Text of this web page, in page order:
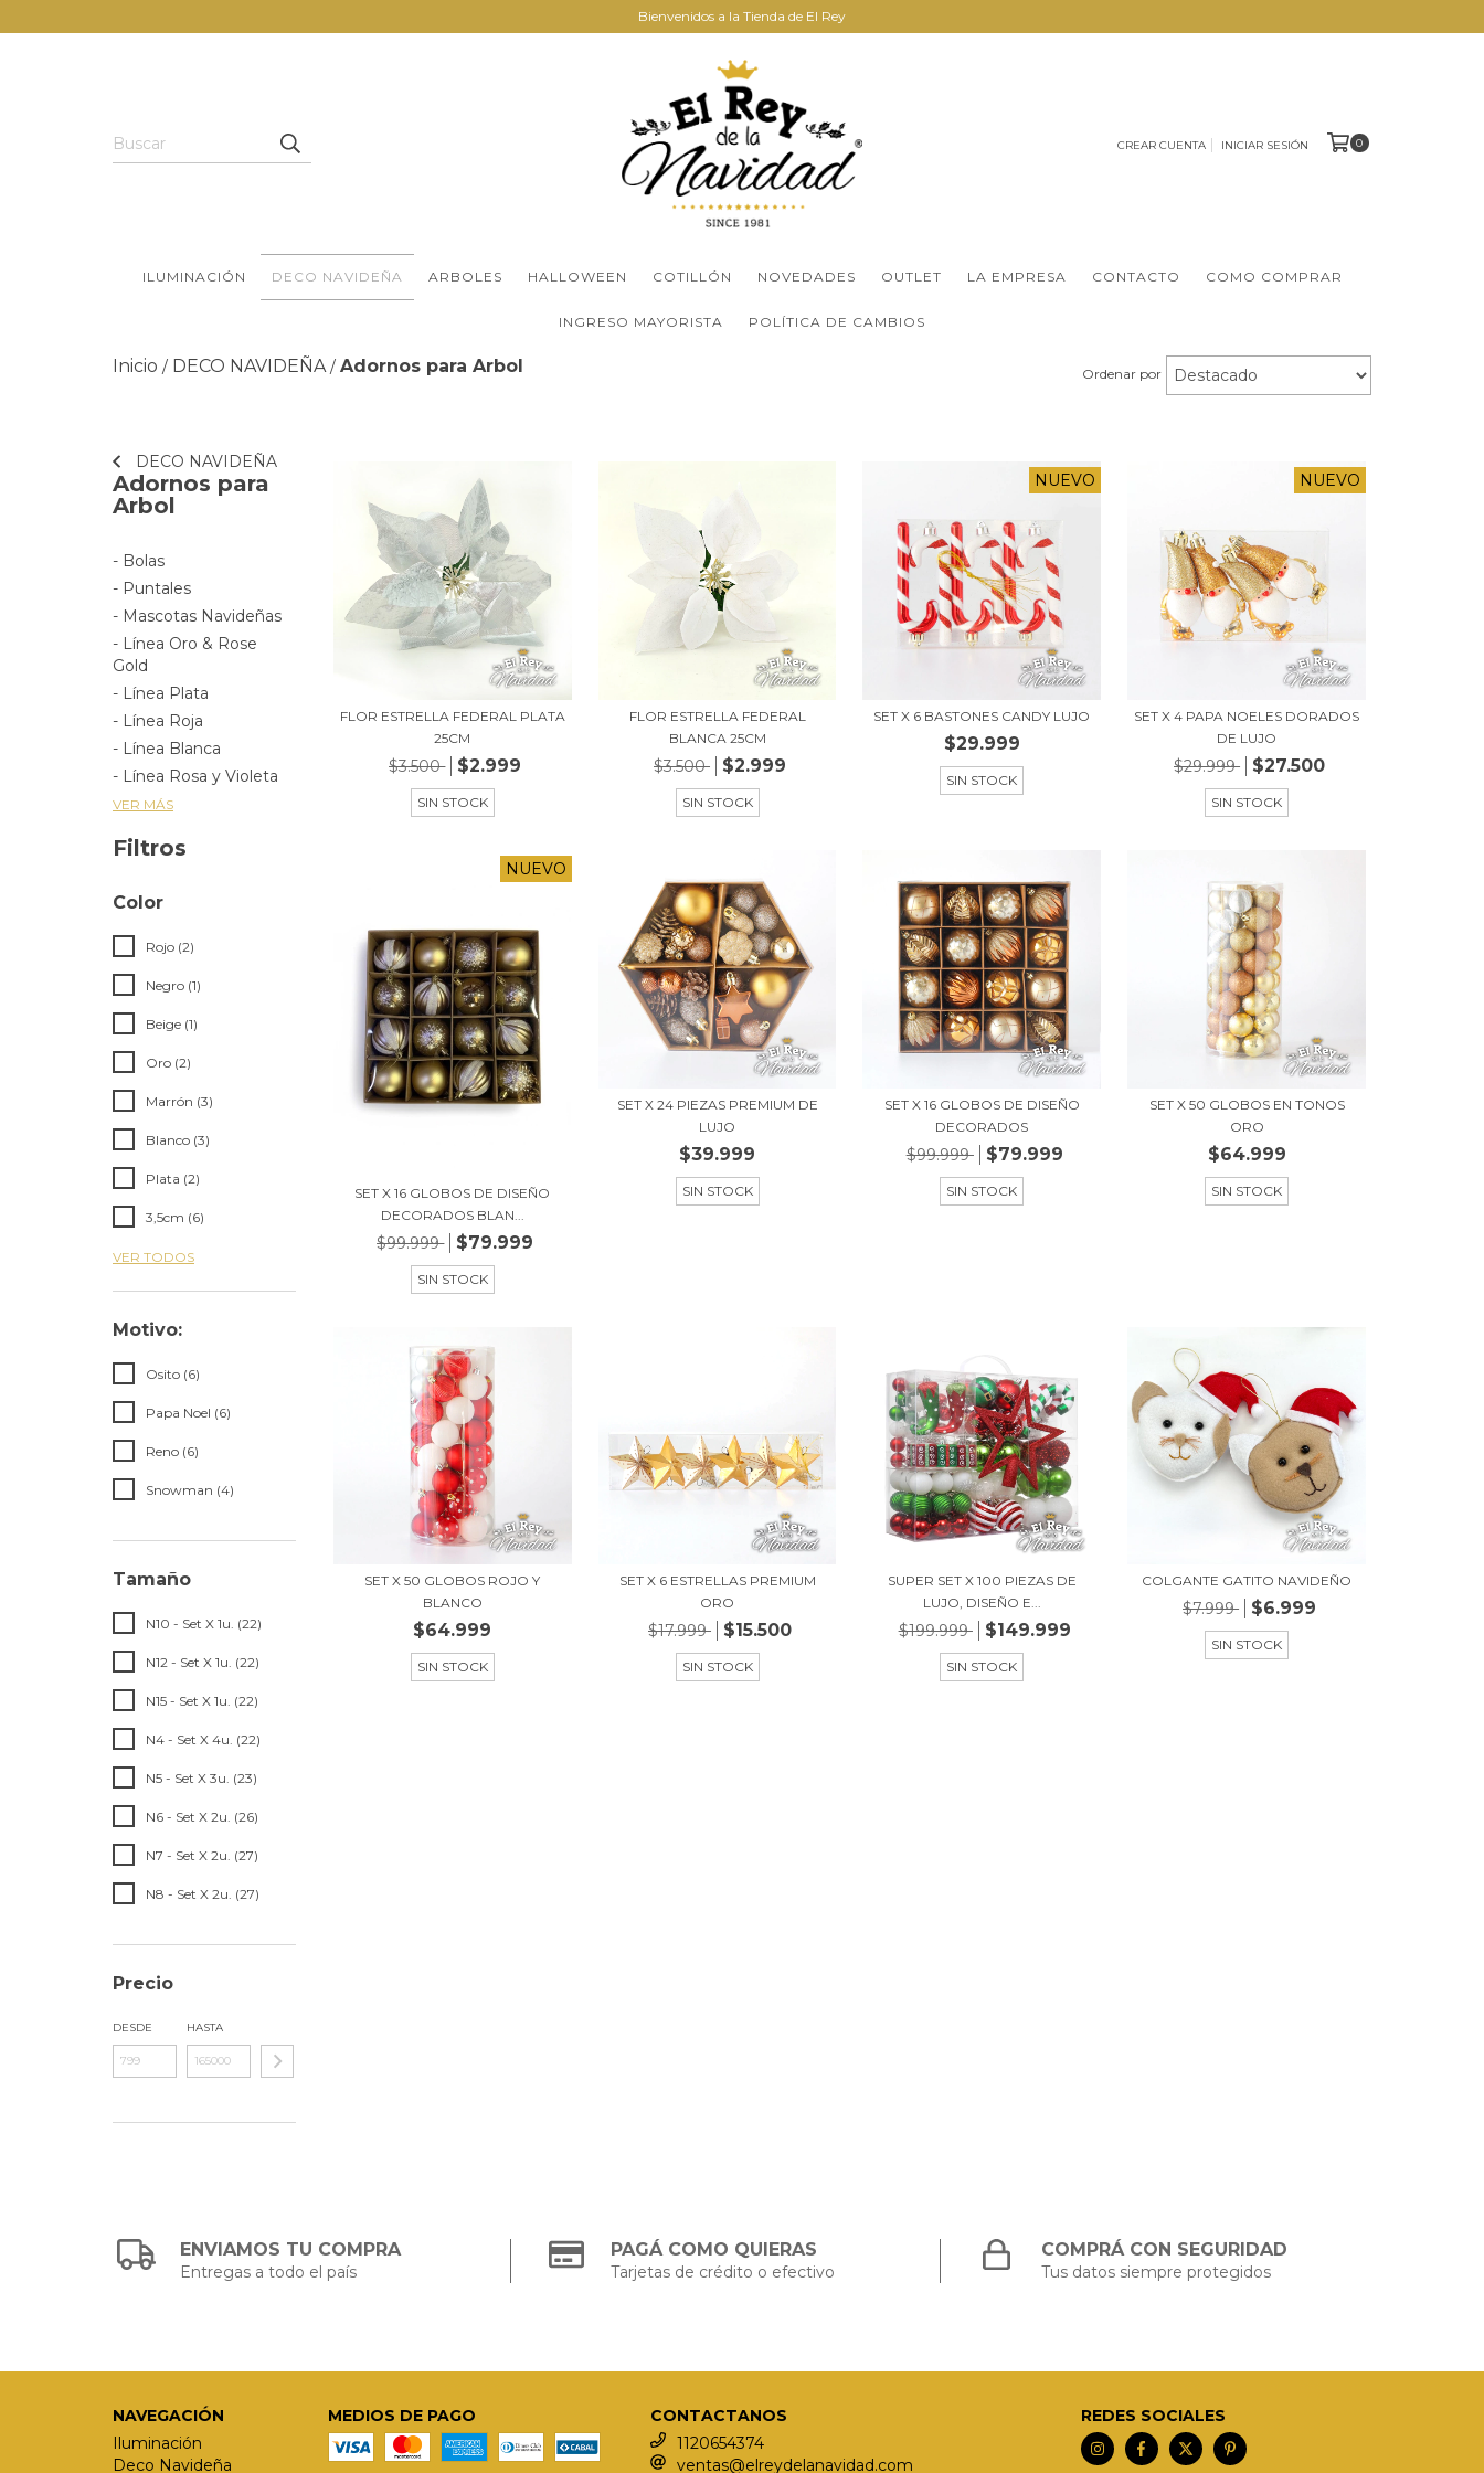
Bienvenidos a la Tienda de El Rey
CREAR CUENTA INICIAR SESIÓN 0
ILUMINACIÓN DECO NAVIDEÑA ARBOLES HALLOWEEN COTILLÓN NOVEDADES OUTLET LA EMPRESA CONTACTO COMO COMPRAR
INGRESO MAYORISTA POLÍTICA DE CAMBIOS
Inicio / DECO NAVIDEÑA / Adornos para Arbol Ordenar por
DECO NAVIDEÑA
Adornos para
Arbol
- Bolas
- Puntales
- Mascotas Navideñas
- Línea Oro & Rose
Gold
- Línea Plata
- Línea Roja
- Línea Blanca
- Línea Rosa y Violeta
VER MÁS
Filtros
Color
Rojo (2)
Negro (1)
Beige (1)
Oro (2)
Marrón (3)
Blanco (3)
Plata (2)
3,5cm (6)
VER TODOS
Motivo:
Osito (6)
Papa Noel (6)
Reno (6)
Snowman (4)
Tamaño
N10 - Set X 1u. (22)
N12 - Set X 1u. (22)
N15 - Set X 1u. (22)
N4 - Set X 4u. (22)
N5 - Set X 3u. (23)
N6 - Set X 2u. (26)
N7 - Set X 2u. (27)
N8 - Set X 2u. (27)
Precio
DESDE HASTA
FLOR ESTRELLA FEDERAL PLATA
25CM
$3.500 $2.999
SIN STOCK
FLOR ESTRELLA FEDERAL
BLANCA 25CM
$3.500 $2.999
SIN STOCK
NUEVO
SET X 6 BASTONES CANDY LUJO
$29.999
SIN STOCK
NUEVO
SET X 4 PAPA NOELES DORADOS
DE LUJO
$29.999 $27.500
SIN STOCK
NUEVO
SET X 16 GLOBOS DE DISEÑO
DECORADOS BLAN...
$99.999 $79.999
SIN STOCK
SET X 24 PIEZAS PREMIUM DE
LUJO
$39.999
SIN STOCK
SET X 16 GLOBOS DE DISEÑO
DECORADOS
$99.999 $79.999
SIN STOCK
SET X 50 GLOBOS EN TONOS
ORO
$64.999
SIN STOCK
SET X 50 GLOBOS ROJO Y
BLANCO
$64.999
SIN STOCK
SET X 6 ESTRELLAS PREMIUM
ORO
$17.999 $15.500
SIN STOCK
SUPER SET X 100 PIEZAS DE
LUJO, DISEÑO E...
$199.999 $149.999
SIN STOCK
COLGANTE GATITO NAVIDEÑO
$7.999 $6.999
SIN STOCK
ENVIAMOS TU COMPRA
Entregas a todo el país
PAGÁ COMO QUIERAS
Tarjetas de crédito o efectivo
COMPRÁ CON SEGURIDAD
Tus datos siempre protegidos
NAVEGACIÓN
Iluminación
Deco Navideña
MEDIOS DE PAGO
CONTACTANOS
1120654374
ventas@elreydelanavidad.com
REDES SOCIALES